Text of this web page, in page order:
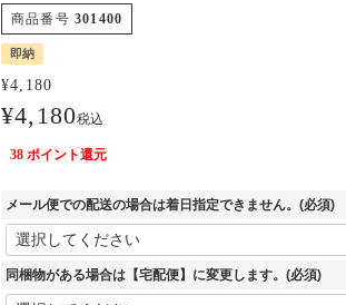
商品番号 301400
即納
¥4,180
¥4,180税込
38 ポイント還元
メール便での配送の場合は着日指定できません。 (必須)
同梱物がある場合は【宅配便】に変更します。 (必須)